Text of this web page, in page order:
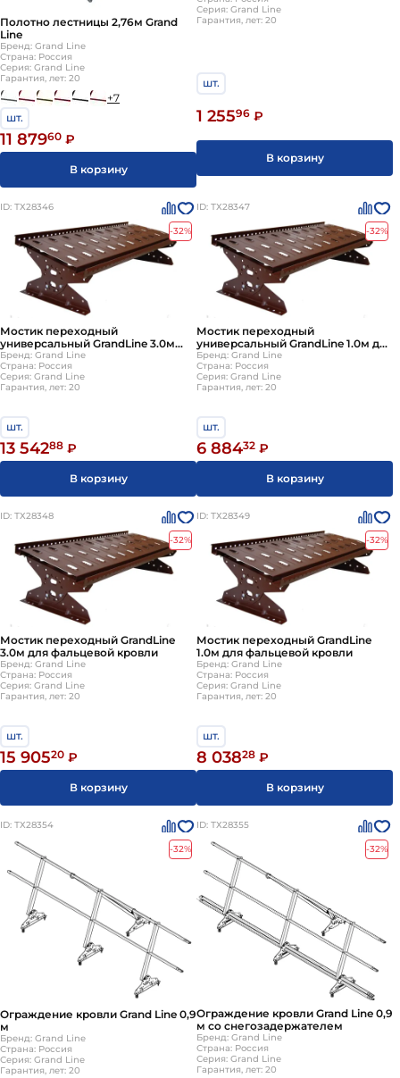
Полотно лестницы 2,76м Grand
Line
Бренд: Grand Line
Страна: Россия
Серия: Grand Line
Гарантия, лет: 20
+7
шт.
11 87960 ₽
В корзину
Серия: Grand Line
Гарантия, лет: 20
шт.
1 25596 ₽
В корзину
ID: ТХ28346
-32%
Мостик переходный
универсальный GrandLine 3.0м
для металлочерепицы и мягкой
кровли
Бренд: Grand Line
Страна: Россия
Серия: Grand Line
Гарантия, лет: 20
шт.
13 54288 ₽
В корзину
ID: ТХ28347
-32%
Мостик переходный
универсальный GrandLine 1.0м для
металлочерепицы и мягкой
кровли
Бренд: Grand Line
Страна: Россия
Серия: Grand Line
Гарантия, лет: 20
шт.
6 88432 ₽
В корзину
ID: ТХ28348
-32%
Мостик переходный GrandLine
3.0м для фальцевой кровли
Бренд: Grand Line
Страна: Россия
Серия: Grand Line
Гарантия, лет: 20
шт.
15 90520 ₽
В корзину
ID: ТХ28349
-32%
Мостик переходный GrandLine
1.0м для фальцевой кровли
Бренд: Grand Line
Страна: Россия
Серия: Grand Line
Гарантия, лет: 20
шт.
8 03828 ₽
В корзину
ID: ТХ28354
-32%
Ограждение кровли Grand Line 0,9
м
Бренд: Grand Line
Страна: Россия
Серия: Grand Line
Гарантия, лет: 20
ID: ТХ28355
-32%
Ограждение кровли Grand Line 0,9
м со снегозадержателем
Бренд: Grand Line
Страна: Россия
Серия: Grand Line
Гарантия, лет: 20